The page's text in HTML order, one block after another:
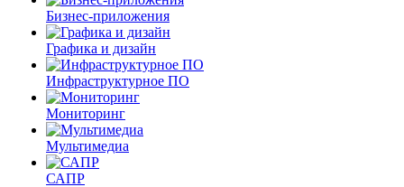
Бизнес-приложения
Графика и дизайн
Инфраструктурное ПО
Мониторинг
Мультимедиа
САПР